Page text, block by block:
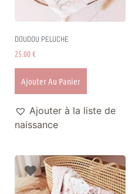
DOUDOU PELUCHE
25.00€
Ajouter Au Panier
Ajouter à la liste de
naissance